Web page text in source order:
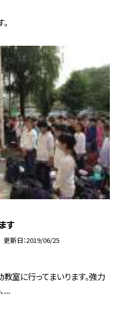
す
更新日 2019/06/25
室に行ってまいります。強力
...